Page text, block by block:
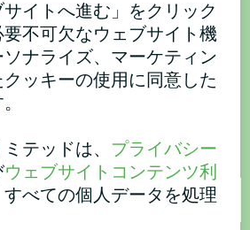
はご質問はこち
さい。
イトへ進む」をクリック
不可欠なウェブサイト機
ナライズ、マーケティン
ッキーの使用に同意した
テッドは、 プライバシー
ウェブサイトコンテンツ利
すべての個人データを処理